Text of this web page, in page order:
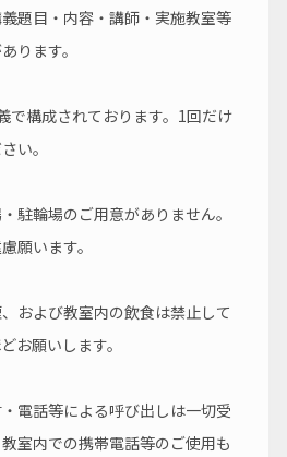
義題目・内容・講師・実施教室等
ります。
で構成されております。1回だけ
い。
駐輪場のご用意がありません。
願います。
、および教室内の飲食は禁止して
お願いします。
・電話等による呼び出しは一切受
室内での携帯電話等のご使用も